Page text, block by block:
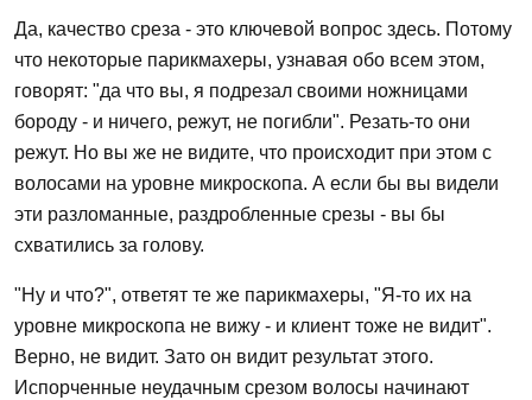
Да, качество среза - это ключевой вопрос здесь. Потому
что некоторые парикмахеры, узнавая обо всем этом,
говорят: "да что вы, я подрезал своими ножницами
бороду - и ничего, режут, не погибли". Резать-то они
режут. Но вы же не видите, что происходит при этом с
волосами на уровне микроскопа. А если бы вы видели
эти разломанные, раздробленные срезы - вы бы
схватились за голову.
"Ну и что?", ответят те же парикмахеры, "Я-то их на
уровне микроскопа не вижу - и клиент тоже не видит".
Верно, не видит. Зато он видит результат этого.
Испорченные неудачным срезом волосы начинают